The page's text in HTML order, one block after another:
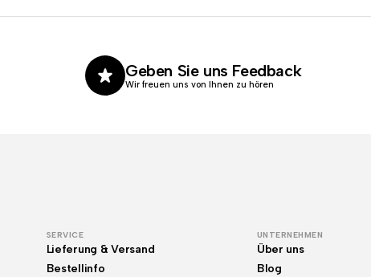
Geben Sie uns Feedback
Wir freuen uns von Ihnen zu hören
SERVICE
Lieferung & Versand
Bestellinfo
UNTERNEHMEN
Über uns
Blog